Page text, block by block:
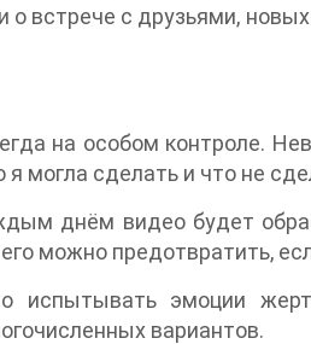
с друзьями,
на особом контроле.
я могла сделать и что не
днём видео будет
можно предотвратить,
испытывать эмоции
вариантов.